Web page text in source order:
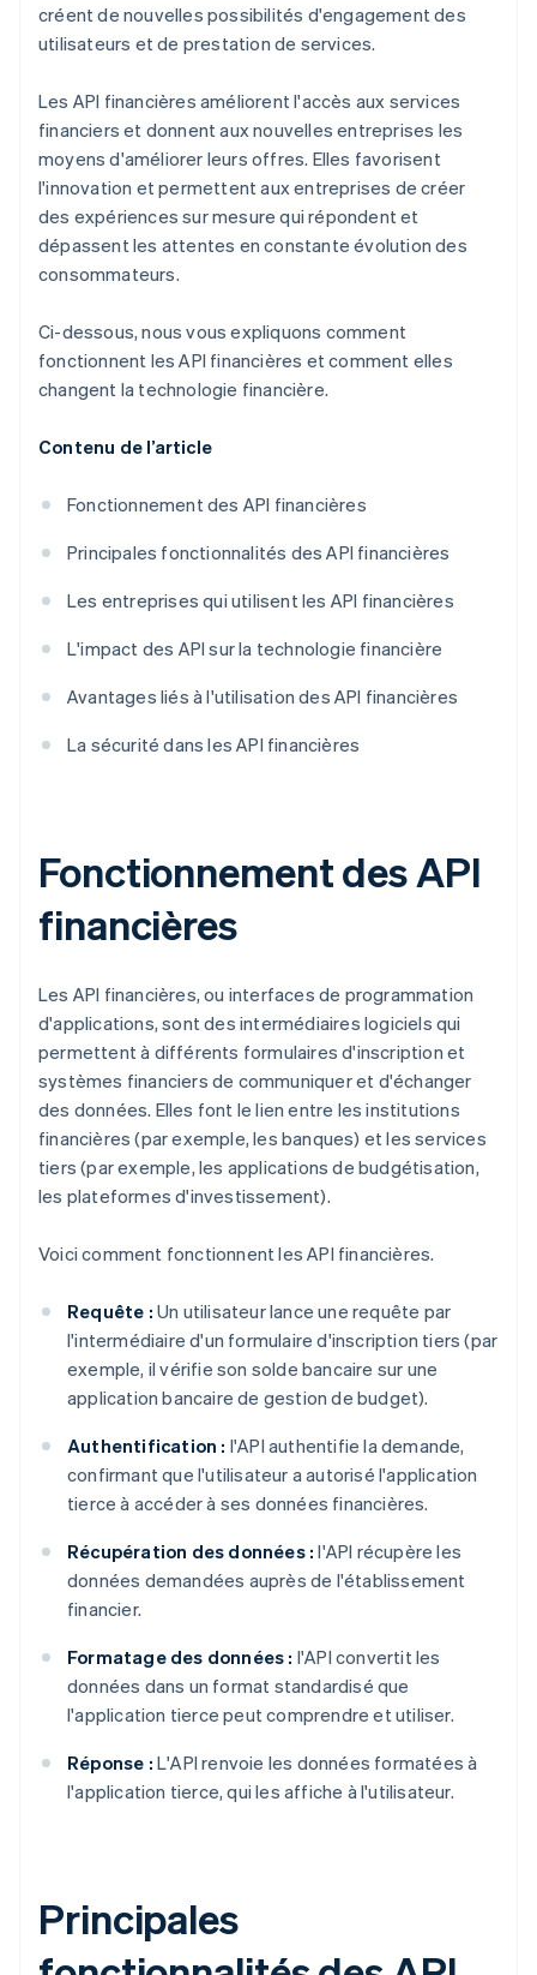
créent de nouvelles possibilités d'engagement des
utilisateurs et de prestation de services.
Les API financières améliorent l'accès aux services
financiers et donnent aux nouvelles entreprises les
moyens d'améliorer leurs offres. Elles favorisent
l'innovation et permettent aux entreprises de créer
des expériences sur mesure qui répondent et
dépassent les attentes en constante évolution des
consommateurs.
Ci-dessous, nous vous expliquons comment
fonctionnent les API financières et comment elles
changent la technologie financière.
Contenu de l’article
Fonctionnement des API financières
Principales fonctionnalités des API financières
Les entreprises qui utilisent les API financières
L'impact des API sur la technologie financière
Avantages liés à l'utilisation des API financières
La sécurité dans les API financières
Fonctionnement des API
financières
Les API financières, ou interfaces de programmation
d'applications, sont des intermédiaires logiciels qui
permettent à différents formulaires d'inscription et
systèmes financiers de communiquer et d'échanger
des données. Elles font le lien entre les institutions
financières (par exemple, les banques) et les services
tiers (par exemple, les applications de budgétisation,
les plateformes d'investissement).
Voici comment fonctionnent les API financières.
Requête : Un utilisateur lance une requête par
l'intermédiaire d'un formulaire d'inscription tiers (par
exemple, il vérifie son solde bancaire sur une
application bancaire de gestion de budget).
Authentification : l'API authentifie la demande,
confirmant que l'utilisateur a autorisé l'application
tierce à accéder à ses données financières.
Récupération des données : l'API récupère les
données demandées auprès de l'établissement
financier.
Formatage des données : l'API convertit les
données dans un format standardisé que
l'application tierce peut comprendre et utiliser.
Réponse : L'API renvoie les données formatées à
l'application tierce, qui les affiche à l'utilisateur.
Principales